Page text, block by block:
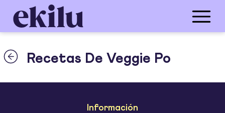
Recetas De Veggie Po
Información